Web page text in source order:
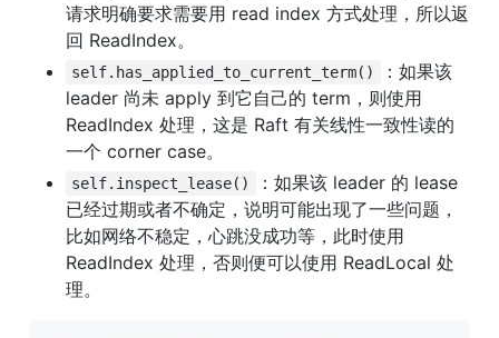
请求明确要求需要用 read index 方式处理，所以返
回 ReadIndex。
self.has_applied_to_current_term()
：如果该
leader 尚未 apply 到它自己的 term，则使用
ReadIndex 处理，这是 Raft 有关线性一致性读的
一个 corner case。
self.inspect_lease()
：如果该 leader 的 lease
已经过期或者不确定，说明可能出现了一些问题，
比如网络不稳定，心跳没成功等，此时使用
ReadIndex 处理，否则便可以使用 ReadLocal 处
理。